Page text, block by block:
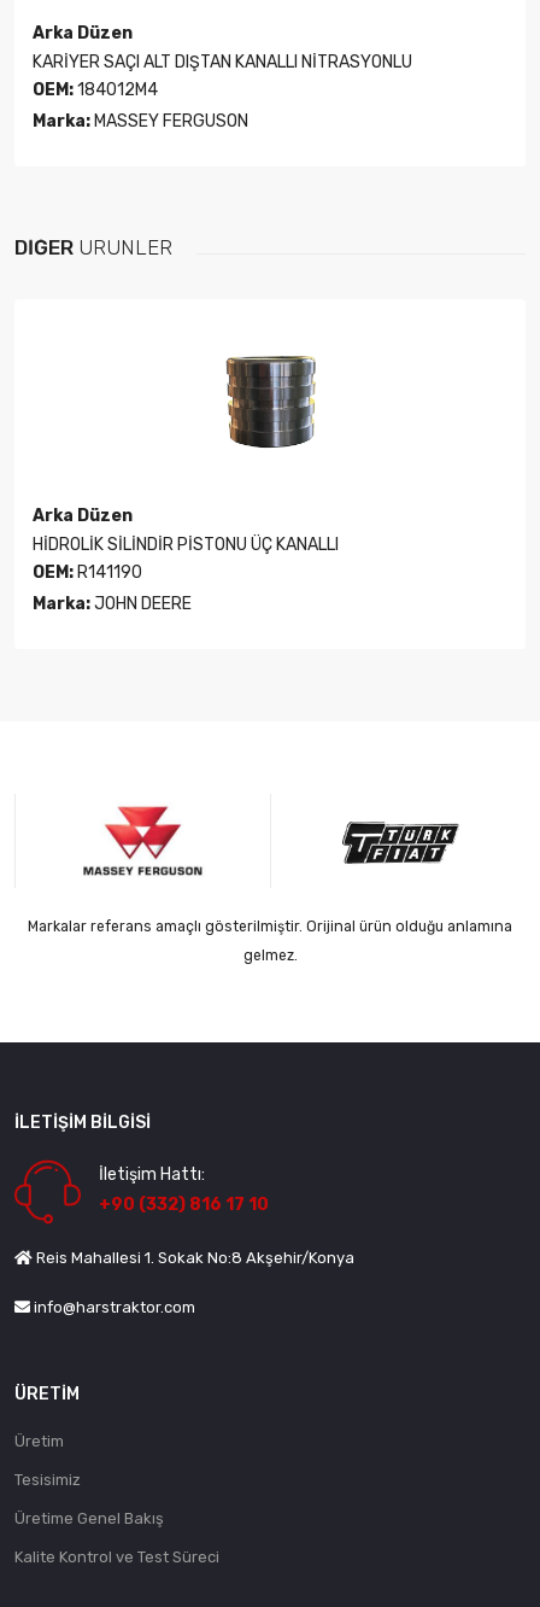
Arka Düzen
KARİYER SAÇI ALT DIŞTAN KANALLI NİTRASYONLU
OEM:184012M4
Marka: MASSEY FERGUSON
DIĞER ÜRÜNLER
Arka Düzen
HİDROLİK SİLİNDİR PİSTONU ÜÇ KANALLI
OEM: R141190
Marka:JOHN DEERE
Markalar referans amaçlı gösterilmiştir. Orijinal ürün olduğu anlamına
gelmez.
İLETIŞIM BILGISI
İletişim Hattı:
+90 (332) 816 17 10
Reis Mahallesi 1. Sokak No:8 Akşehir/Konya
info@harstraktor.com
ÜRETIM
Üretim
Tesisimiz
Üretime Genel Bakış
Kalite Kontrol ve Test Süreci